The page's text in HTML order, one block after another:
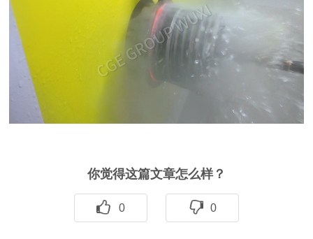
你觉得这篇文章怎么样？
0 0